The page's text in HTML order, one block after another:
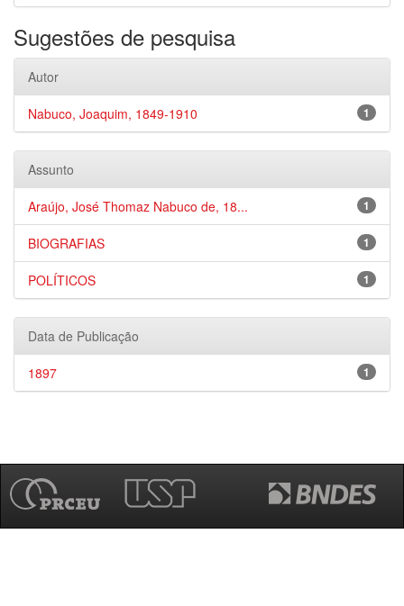
Sugestões de pesquisa
Autor
1
Nabuco, Joaquim, 1849-1910
Assunto
1
Araújo, José Thomaz Nabuco de, 18...
1
BIOGRAFIAS
1
POLÍTICOS
Data de Publicação
1
1897